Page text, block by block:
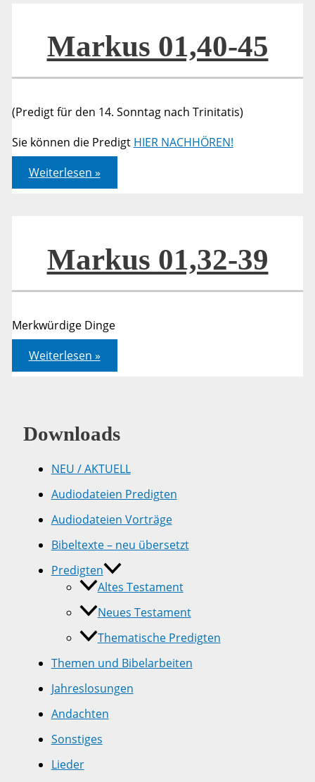
Markus 01,40-45
(Predigt für den 14. Sonntag nach Trinitatis)
Sie können die Predigt HIER NACHHÖREN!
Markus
01,40-
45
Weiterlesen »
Markus 01,32-39
Merkwürdige Dinge
Markus
01,32-
39
Weiterlesen »
Downloads
NEU / AKTUELL
Audiodateien Predigten
Audiodateien Vorträge
Bibeltexte – neu übersetzt
Predigten
Altes Testament
Neues Testament
Thematische Predigten
Themen und Bibelarbeiten
Jahreslosungen
Andachten
Sonstiges
Lieder